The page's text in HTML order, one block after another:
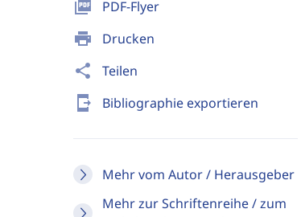
picture_as_pdf PDF-Flyer
print Drucken
share Teilen
send_to_mobile Bibliographie exportieren
Mehr vom Autor / Herausgeber
Mehr zur Schriftenreihe / zum